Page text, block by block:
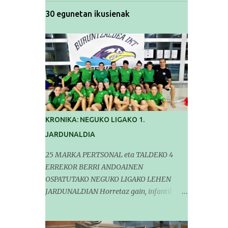
30 egunetan ikusienak
KRONIKA: NEGUKO LIGAKO 1.
JARDUNALDIA
25 MARKA PERTSONAL eta TALDEKO 4
ERREKOR BERRI ANDOAINEN
OSPATUTAKO NEGUKO LIGAKO LEHEN
JARDUNALDIAN Horretaz gain, infantil